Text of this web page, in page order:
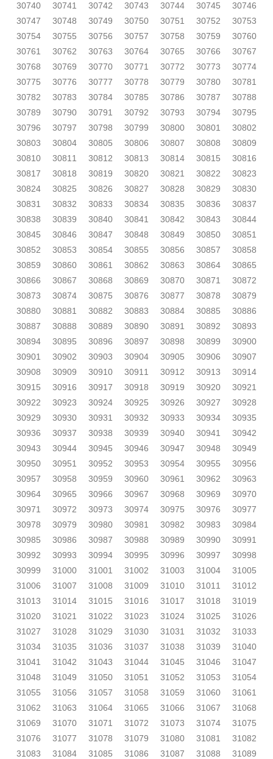
30740
30741 30742 30743 30744 30745
30746
30747
30748 30749 30750 30751 30752
30753
30754
30755 30756 30757 30758 30759
30760
30761
30762 30763 30764 30765 30766
30767
30768
30769 30770 30771 30772 30773
30774
30775
30776 30777 30778 30779 30780
30781
30782
30783 30784 30785 30786 30787
30788
30789
30790 30791 30792 30793 30794
30795
30796
30797 30798 30799 30800 30801
30802
30803
30804 30805 30806 30807 30808
30809
30810
30811 30812 30813 30814 30815
30816
30817
30818 30819 30820 30821 30822
30823
30824
30825 30826 30827 30828 30829
30830
30831
30832 30833 30834 30835 30836
30837
30838
30839 30840 30841 30842 30843
30844
30845
30846 30847 30848 30849 30850
30851
30852
30853 30854 30855 30856 30857
30858
30859
30860 30861 30862 30863 30864
30865
30866
30867 30868 30869 30870 30871
30872
30873
30874 30875 30876 30877 30878
30879
30880
30881 30882 30883 30884 30885
30886
30887
30888 30889 30890 30891 30892
30893
30894
30895 30896 30897 30898 30899
30900
30901
30902 30903 30904 30905 30906
30907
30908
30909 30910 30911 30912 30913
30914
30915
30916 30917 30918 30919 30920
30921
30922
30923 30924 30925 30926 30927
30928
30929
30930 30931 30932 30933 30934
30935
30936
30937 30938 30939 30940 30941
30942
30943
30944 30945 30946 30947 30948
30949
30950
30951 30952 30953 30954 30955
30956
30957
30958 30959 30960 30961 30962
30963
30964
30965 30966 30967 30968 30969
30970
30971
30972 30973 30974 30975 30976
30977
30978
30979 30980 30981 30982 30983
30984
30985
30986 30987 30988 30989 30990
30991
30992
30993 30994 30995 30996 30997
30998
30999
31000 31001 31002 31003 31004
31005
31006
31007 31008 31009 31010 31011
31012
31013
31014 31015 31016 31017 31018
31019
31020
31021 31022 31023 31024 31025
31026
31027
31028 31029 31030 31031 31032
31033
31034
31035 31036 31037 31038 31039
31040
31041
31042 31043 31044 31045 31046
31047
31048
31049 31050 31051 31052 31053
31054
31055
31056 31057 31058 31059 31060
31061
31062
31063 31064 31065 31066 31067
31068
31069
31070 31071 31072 31073 31074
31075
31076
31077 31078 31079 31080 31081
31082
31083
31084 31085 31086 31087 31088
31089